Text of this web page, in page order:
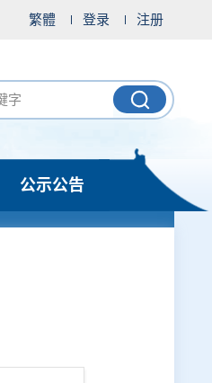
繁體 登录 注册
公示公告